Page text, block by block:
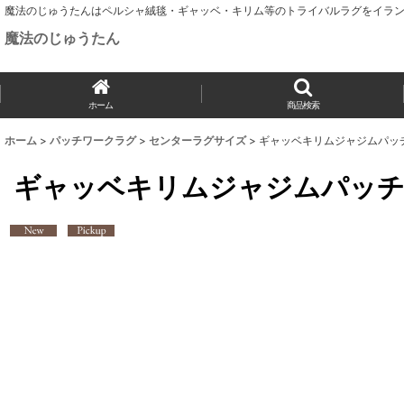
魔法のじゅうたんはペルシャ絨毯・ギャッベ・キリム等のトライバルラグをイ
魔法のじゅうたん
ホーム 商品検索
ホーム > パッチワークラグ > センターラグサイズ > ギャッベキリムジャジムパ
ギャッベキリムジャジムパッ